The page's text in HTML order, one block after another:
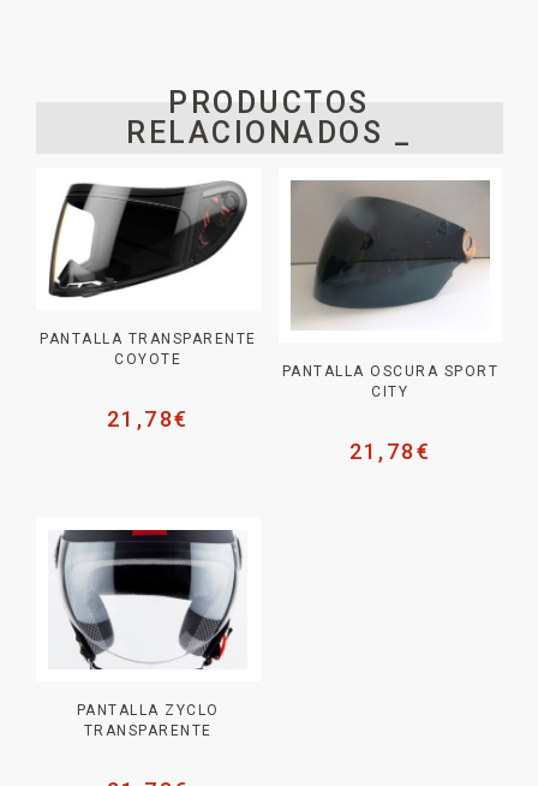
PRODUCTOS
RELACIONADOS _
PANTALLA TRANSPARENTE
COYOTE
21,78€
PANTALLA OSCURA SPORT
CITY
21,78€
PANTALLA ZYCLO
TRANSPARENTE